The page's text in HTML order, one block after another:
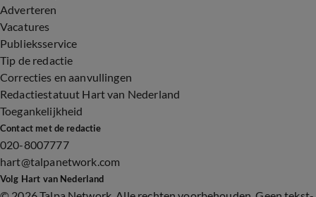
Adverteren
Vacatures
Publieksservice
Tip de redactie
Correcties en aanvullingen
Redactiestatuut Hart van Nederland
Toegankelijkheid
Contact met de redactie
020-8007777
hart@talpanetwork.com
Volg Hart van Nederland